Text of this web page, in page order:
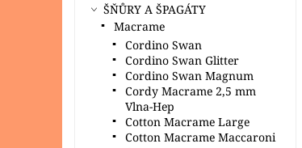
ŠŇŮRY A ŠPAGÁTY
Macrame
Cordino Swan
Cordino Swan Glitter
Cordino Swan Magnum
Cordy Macrame 2,5 mm
Vlna-Hep
Cotton Macrame Large
Cotton Macrame Maccaroni